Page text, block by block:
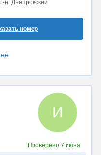
н. Днепровский
номер
И
Проверено7 июня